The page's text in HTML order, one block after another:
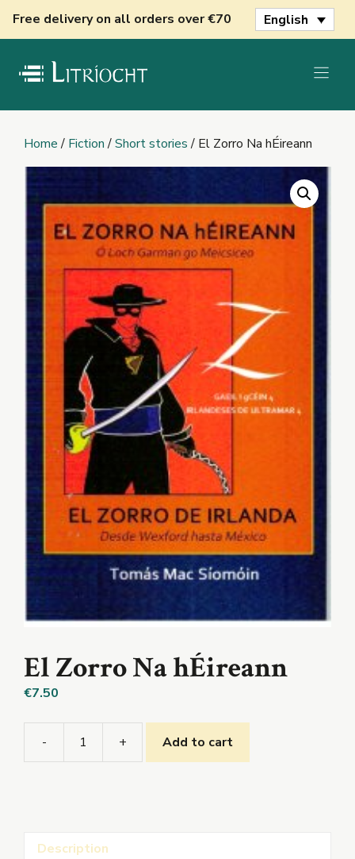
Free delivery on all orders over €70 English
Home/ Fiction/Short stories/ El Zorro Na hÉireann
El Zorro Na hÉireann
€7.50
- + Add to cart
Description